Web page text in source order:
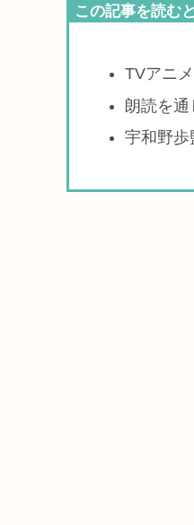
この記事を読む
TVアニ
朗読を
宇和野歩